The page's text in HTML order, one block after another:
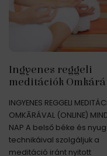
Ingyenes reggeli
meditációk
INGYENES REGGELI
OMKĀRÁVAL (ONLINE)
NAP A belső béke és
technikáival szolgáljuk a
meditáció iránt nyitott